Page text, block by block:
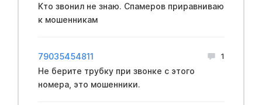
Кто звонил не знаю. Спамеров приравниваю
к мошенникам
79035454811 1
Не берите трубку при звонке с этого
номера, это мошенники.